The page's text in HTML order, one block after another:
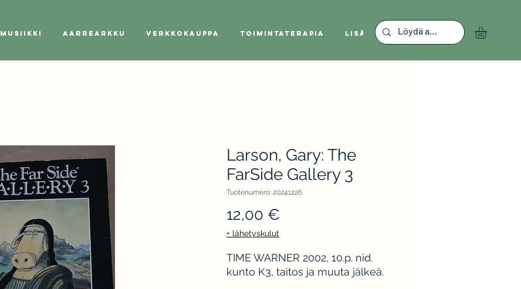
Musiikki Aarrearkku Verkkokauppa Toimintaterapia Lisää
Larson, Gary: The
FarSide Gallery 3
Tuotenumero: 20241226
12,00 €
+ lähetyskulut
TIME WARNER 2002, 10.p. nid.
kunto K3, taitos ja muuta jälkeä.